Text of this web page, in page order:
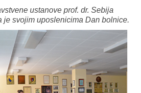
ustanove prof. dr. Sebija
je svojim uposlenicima Dan bolnice.